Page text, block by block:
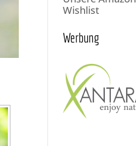
Wishlist
Werbung